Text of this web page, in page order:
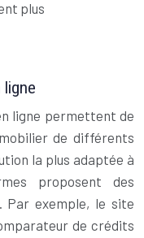
plus
ligne permettent de
de différents
la plus adaptée à
proposent des
Par exemple, le site
de crédits